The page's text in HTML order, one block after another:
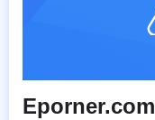
Eporner.com